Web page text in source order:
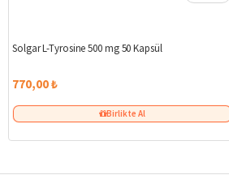
Solgar L-Tyrosine 500 mg 50 Kapsül
770,00 ₺
Birlikte Al